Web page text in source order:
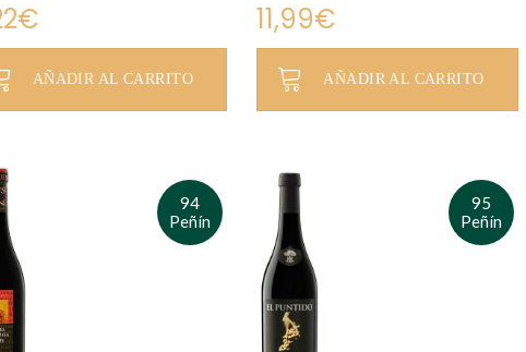
4.71€
AÑADIR AL CARRITO
Valorado
con4.67
de 5
11,99€
AÑADIR AL CARRITO
94
Peñín
95
Peñín